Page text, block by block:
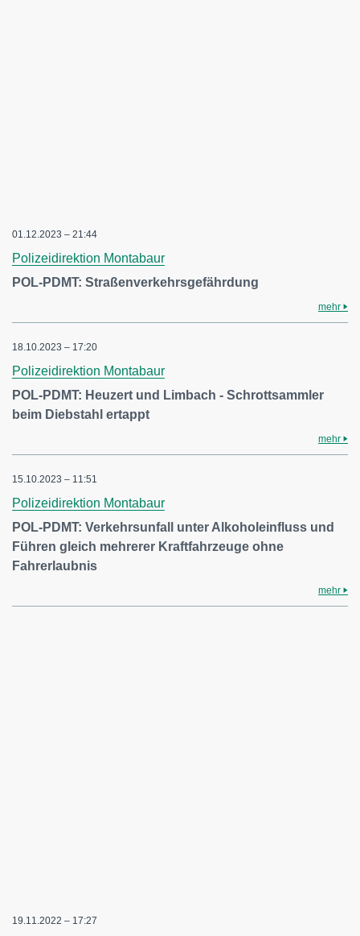
01.12.2023 – 21:44
Polizeidirektion Montabaur
POL-PDMT: Straßenverkehrsgefährdung
mehr
18.10.2023 – 17:20
Polizeidirektion Montabaur
POL-PDMT: Heuzert und Limbach - Schrottsammler
beim Diebstahl ertappt
mehr
15.10.2023 – 11:51
Polizeidirektion Montabaur
POL-PDMT: Verkehrsunfall unter Alkoholeinfluss und
Führen gleich mehrerer Kraftfahrzeuge ohne
Fahrerlaubnis
mehr
19.11.2022 – 17:27